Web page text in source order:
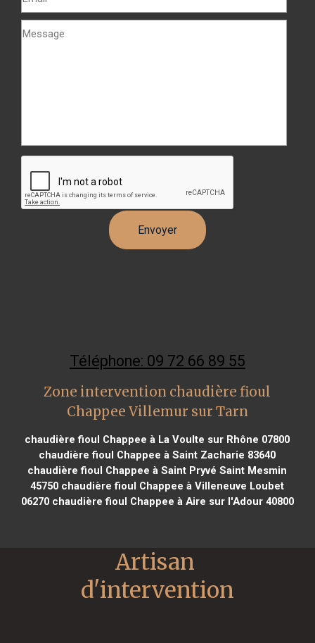
Téléphone: 09 72 66 89 55
Zone intervention chaudière fioul
Chappee Villemur sur Tarn
chaudière fioul Chappee à La Voulte sur Rhône 07800
chaudière fioul Chappee à Saint Zacharie 83640
chaudière fioul Chappee à Saint Pryvé Saint Mesmin
45750 chaudière fioul Chappee à Villeneuve Loubet
06270chaudière fioul Chappee à Aire sur l'Adour 40800
Artisan
d'intervention